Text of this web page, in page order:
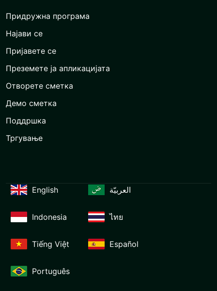
Придружна програма
Најави се
Пријавете се
Преземете ја апликацијата
Отворете сметка
Демо сметка
Поддршка
Тргување
English العربيّة
Indonesia ไทย
Tiếng Việt Español
Português